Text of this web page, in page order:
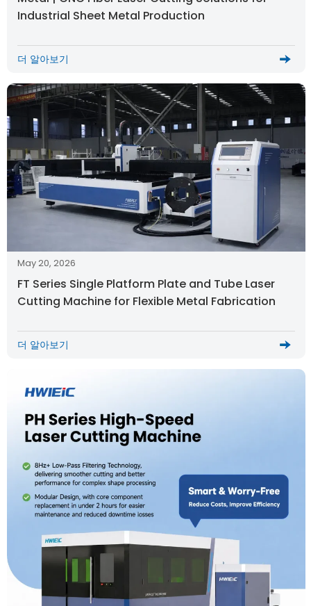
Industrial Sheet Metal Production
더 알아보기
May 20, 2026
FT Series Single Platform Plate and Tube Laser
Cutting Machine for Flexible Metal Fabrication
더 알아보기